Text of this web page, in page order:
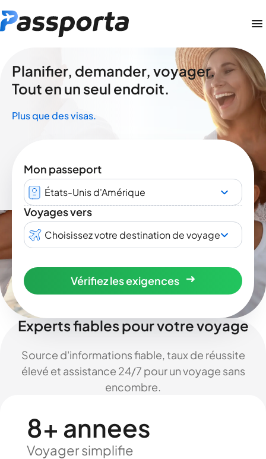
Planifier, demander, voyager.
Tout en un seul endroit.
Plus que des visas.
Mon passeport
États-Unis d'Amérique
Voyages vers
Choisissez votre destination de voyage
Vérifiez les exigences
Experts fiables pour votre voyage
Source d'informations fiable, taux de réussite
élevé et assistance 24/7 pour un voyage sans
encombre.
8+ annees
Voyager simplifie